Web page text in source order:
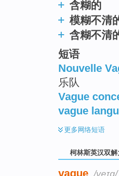
含糊的
模糊不清
含糊不清
短语
Nouvelle
乐队
Vague
vague
更多网络短语
柯林斯英汉双
vague /veɪɡ/